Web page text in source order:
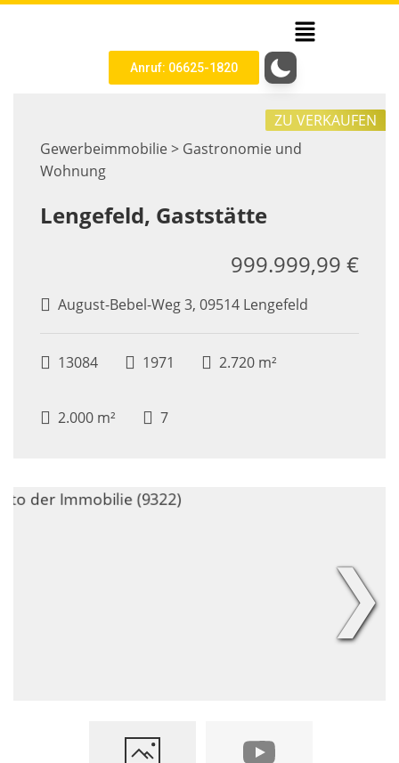
Anruf: 06625-1820
Gewerbeimmobilie > Gastronomie und
Wohnung
ZU VERKAUFEN
Lengefeld, Gaststätte
August-Bebel-Weg 3, 09514 Lengefeld
999.999,99 €
13084 1971 2.720 m²
2.000 m² 7
❯